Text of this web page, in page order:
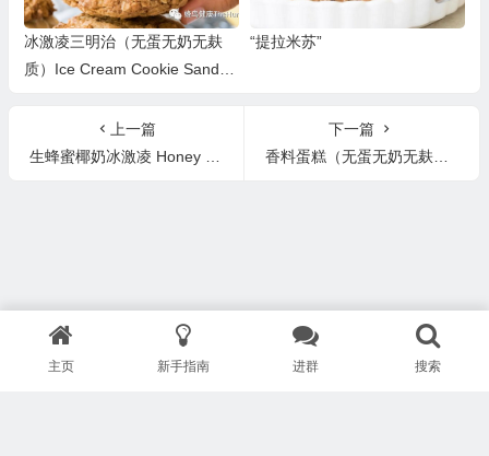
冰激凌三明治（无蛋无奶无麸
质）Ice Cream Cookie Sandwi
“提拉米苏”
上一篇
生蜂蜜椰奶冰激凌 Honey Coconut Icecream
下一篇
香料蛋糕（无蛋无奶无麸质）Spice Cake
主页 新手指南 进群 搜索